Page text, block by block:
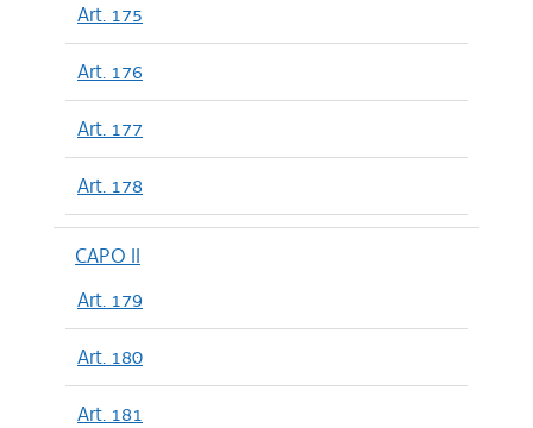
Art. 175
Art. 176
Art. 177
Art. 178
CAPO II
Art. 179
Art. 180
Art. 181